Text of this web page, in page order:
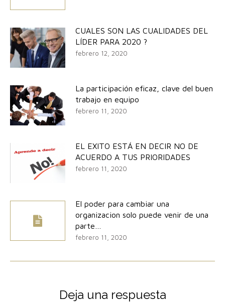
CUALES SON LAS CUALIDADES DEL
LÍDER PARA 2020 ?
febrero 12, 2020
La participación eficaz, clave del buen
trabajo en equipo
febrero 11, 2020
EL EXITO ESTÁ EN DECIR NO DE
ACUERDO A TUS PRIORIDADES
febrero 11, 2020
El poder para cambiar una
organizacion solo puede venir de una
parte…
febrero 11, 2020
Deja una respuesta